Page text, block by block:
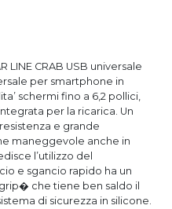
LINE CRAB USB universale
per smartphone in
schermi fino a 6,2 pollici,
per la ricarica. Un
e grande
maneggevole anche in
l’utilizzo del
e sgancio rapido ha un
che tiene ben saldo il
di sicurezza in silicone.